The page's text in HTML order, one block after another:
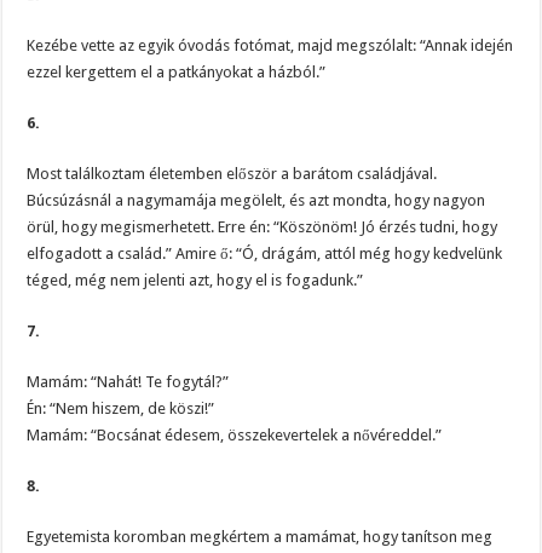
Kezébe vette az egyik óvodás fotómat, majd megszólalt: “Annak idején
ezzel kergettem el a patkányokat a házból.”
6.
Most találkoztam életemben először a barátom családjával.
Búcsúzásnál a nagymamája megölelt, és azt mondta, hogy nagyon
örül, hogy megismerhetett. Erre én: “Köszönöm! Jó érzés tudni, hogy
elfogadott a család.” Amire ő: “Ó, drágám, attól még hogy kedvelünk
téged, még nem jelenti azt, hogy el is fogadunk.”
7.
Mamám: “Nahát! Te fogytál?”
Én: “Nem hiszem, de köszi!”
Mamám: “Bocsánat édesem, összekevertelek a nővéreddel.”
8.
Egyetemista koromban megkértem a mamámat, hogy tanítson meg